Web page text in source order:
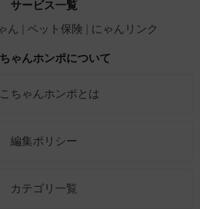
サービス一覧
ん
ペット保険 にゃんリンク
ゃんホンポについて
ちゃんホンポとは
編集ポリシー
カテゴリ一覧